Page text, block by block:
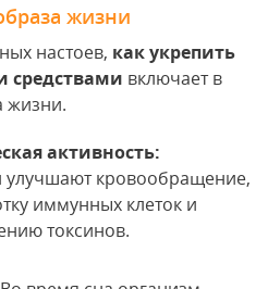
жизни
настоев, как укрепить
включает в
жизни.
активность:
улучшают кровообращение,
иммунных клеток и
токсинов.